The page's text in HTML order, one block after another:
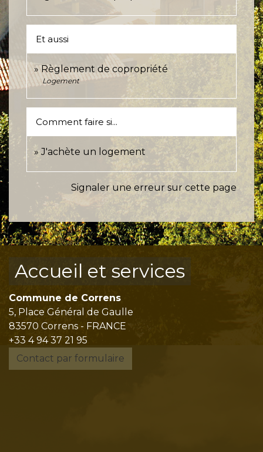
Et aussi
Règlement de copropriété
Logement
Comment faire si...
J'achète un logement
Signaler une erreur sur cette page
Accueil et services
Commune de Correns
5, Place Général de Gaulle
83570 Correns - FRANCE
+33 4 94 37 21 95
Contact par formulaire